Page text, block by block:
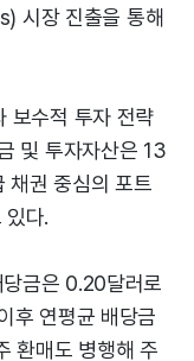
시장 진출을 통해
보수적 투자 전략
및 투자자산은 13
채권 중심의 포트
있다.
금은 0.20달러로
후 연평균 배당금
환매도 병행해 주